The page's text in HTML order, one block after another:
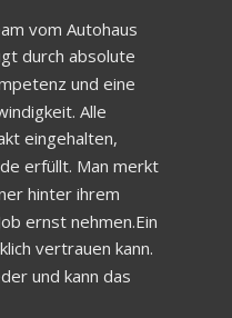
vom Autohaus
durch absolute
und eine
Alle
eingehalten,
erfüllt. Man merkt
hinter ihrem
ernst nehmen.Ein
vertrauen kann.
und kann das